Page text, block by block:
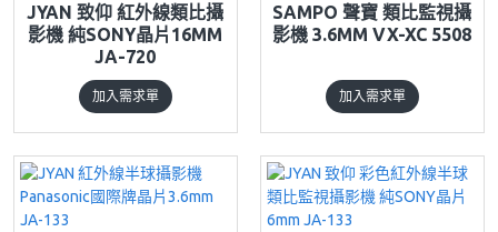
JYAN 致仰 紅外線類比攝
影機 純SONY晶片16MM
JA-720
加入需求單
SAMPO 聲寶 類比監視攝
影機 3.6MM VX-XC 5508
加入需求單